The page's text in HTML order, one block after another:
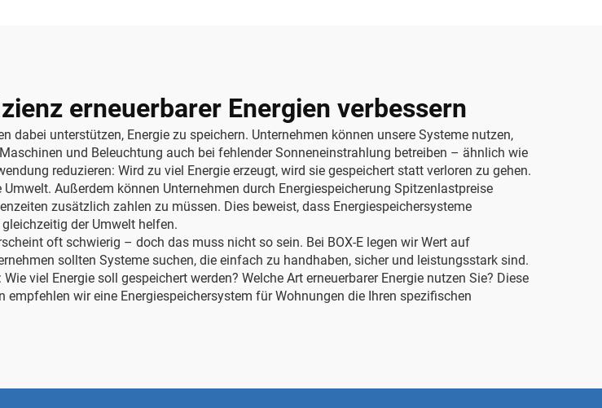
erneuerbarer Energien verbessern
dabei unterstützen, Energie zu speichern. Unternehmen können unsere Systeme nutzen,
und Beleuchtung auch bei fehlender Sonneneinstrahlung betreiben – ähnlich wie
reduzieren: Wird zu viel Energie erzeugt, wird sie gespeichert statt verloren zu gehen.
Außerdem können Unternehmen durch Energiespeicherung Spitzenlastpreise
zusätzlich zahlen zu müssen. Dies beweist, dass Energiespeichersysteme
der Umwelt helfen.
oft schwierig – doch das muss nicht so sein. Bei BOX-E legen wir Wert auf
sollten Systeme suchen, die einfach zu handhaben, sicher und leistungsstark sind.
viel Energie soll gespeichert werden? Welche Art erneuerbarer Energie nutzen Sie? Diese
empfehlen wir eine Energiespeichersystem für Wohnungen die Ihren spezifischen